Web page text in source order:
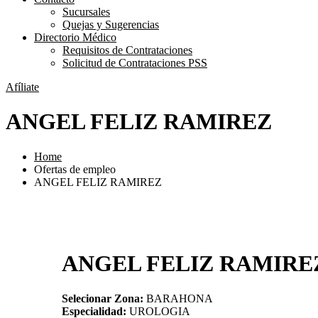
Sucursales
Quejas y Sugerencias
Directorio Médico
Requisitos de Contrataciones
Solicitud de Contrataciones PSS
Afíliate
ANGEL FELIZ RAMIREZ
Home
Ofertas de empleo
ANGEL FELIZ RAMIREZ
ANGEL FELIZ
Selecionar Zona: BARAHONA
Especialidad: UROLOGIA